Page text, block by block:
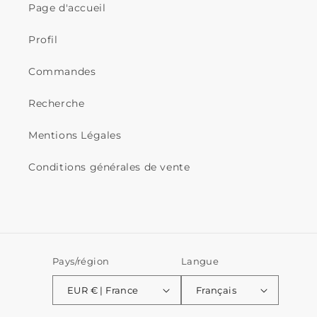
Page d'accueil
Profil
Commandes
Recherche
Mentions Légales
Conditions générales de vente
Pays/région
EUR € | France
Langue
Français